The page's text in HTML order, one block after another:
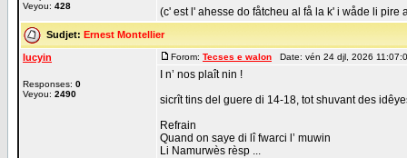
Veyou: 428
(c' est l' ahesse do fåtcheu al få la k' i wåde li
Sudjet: Ernest Montellier
lucyin
Responses: 0
Veyou: 2490
Forom: Tecses e walon Date: vén 24 djl, 2026
I n’ nos plaît nin !
sicrît tins del guere di 14-18, tot shuvant des
Refrain
Quand on saye di lî fwarci l’ muwin
Li Namurwès rèsp ...